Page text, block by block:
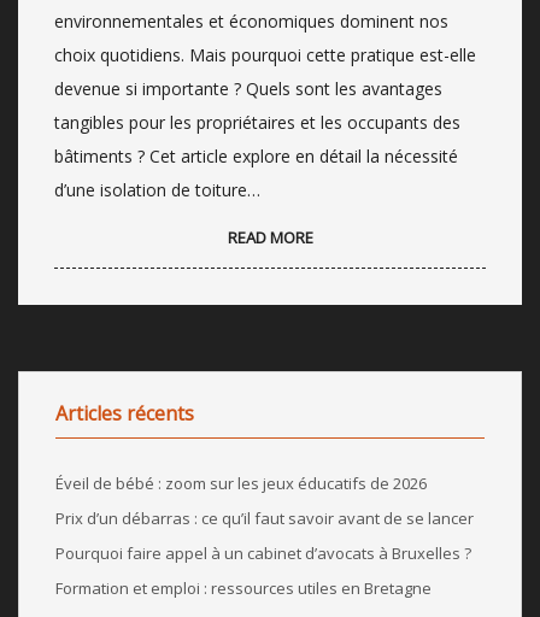
environnementales et économiques dominent nos
choix quotidiens. Mais pourquoi cette pratique est-elle
devenue si importante ? Quels sont les avantages
tangibles pour les propriétaires et les occupants des
bâtiments ? Cet article explore en détail la nécessité
d’une isolation de toiture…
READ MORE
Articles récents
Éveil de bébé : zoom sur les jeux éducatifs de 2026
Prix d’un débarras : ce qu’il faut savoir avant de se lancer
Pourquoi faire appel à un cabinet d’avocats à Bruxelles ?
Formation et emploi : ressources utiles en Bretagne